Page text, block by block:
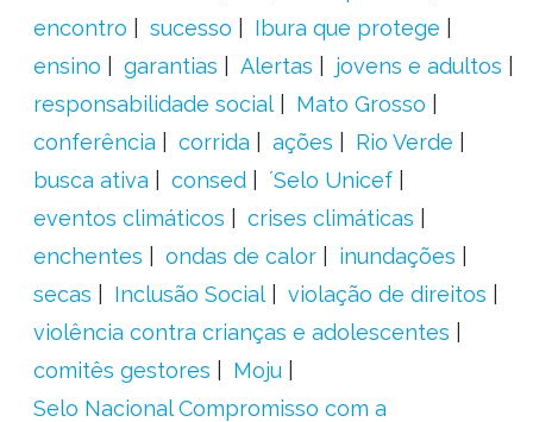
encontro
sucesso
Ibura que protege
ensino
garantias Alertas
jovens e adultos
responsabilidade social
Mato Grosso
conferência
corrida ações
Rio Verde
busca ativa
consed
´Selo Unicef
eventos climáticos
crises climáticas
enchentes
ondas de calor
inundações
secas
Inclusão Social
violação de direitos
violência contra crianças e adolescentes
comitês gestores
Moju
Selo Nacional Compromisso com a